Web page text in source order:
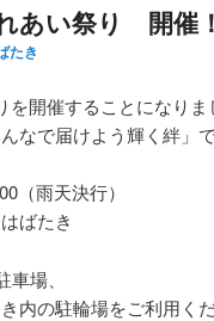
あい祭り 開催！
たき
開催することになりま
なで届けよう輝く絆」で
（雨天決行）
ばたき
場、
内の駐輪場をご利用くだ